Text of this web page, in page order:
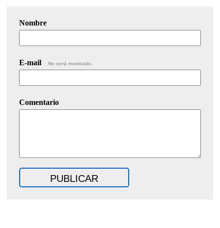
Nombre
E-mail No será mostrado.
Comentario